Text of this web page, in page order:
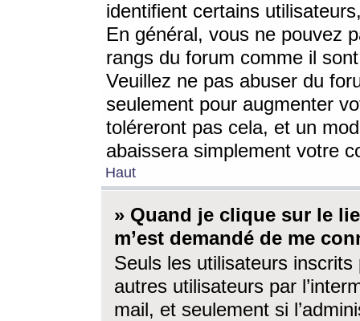
identifient certains
En général, vous ne pouvez
rangs du forum comme il
Veuillez ne pas abuser du
seulement pour augmenter
toléreront pas cela, et un
abaissera simplement votre
Haut
» Quand je clique sur le
m’est demandé de me
Seuls les utilisateurs
autres utilisateurs par
mail, et seulement si